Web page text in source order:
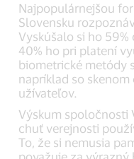
Najpopulárnejšou
Slovensku
Vyskúšalo si ho
40% ho pri platení
biometrické metódy
napríklad so skenom
užívateľov.
Výskum spoločnosti
chuť verejnosti
To, že si nemusia